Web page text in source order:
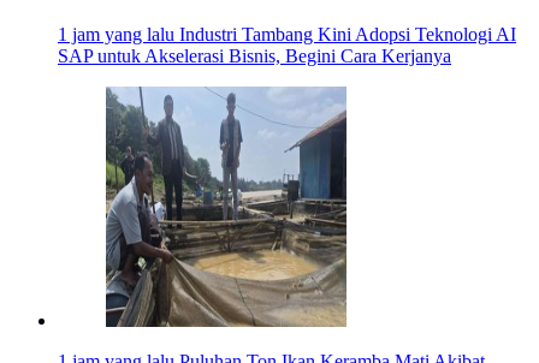
1 jam yang lalu Industri Tambang Kini Adopsi Teknologi AI
SAP untuk Akselerasi Bisnis, Begini Cara Kerjanya